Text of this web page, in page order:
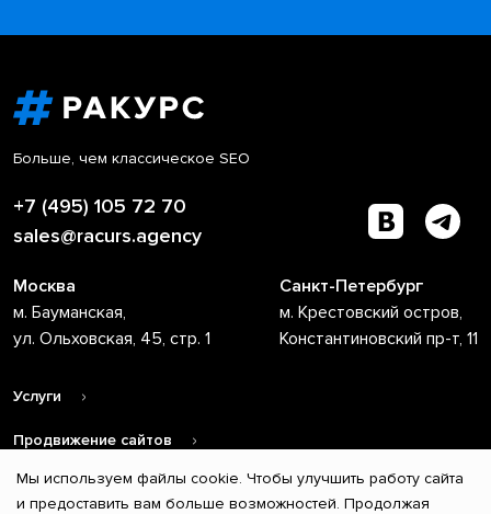
Больше, чем классическое SEO
+7 (495) 105 72 70
sales@racurs.agency
Москва
м. Бауманская,
ул. Ольховская, 45, стр. 1
Санкт-Петербург
м. Крестовский остров,
Константиновский пр-т, 11
Услуги
Продвижение сайтов
О компании
Мы используем файлы cookie. Чтобы улучшить работу сайта
и предоставить вам больше возможностей. Продолжая